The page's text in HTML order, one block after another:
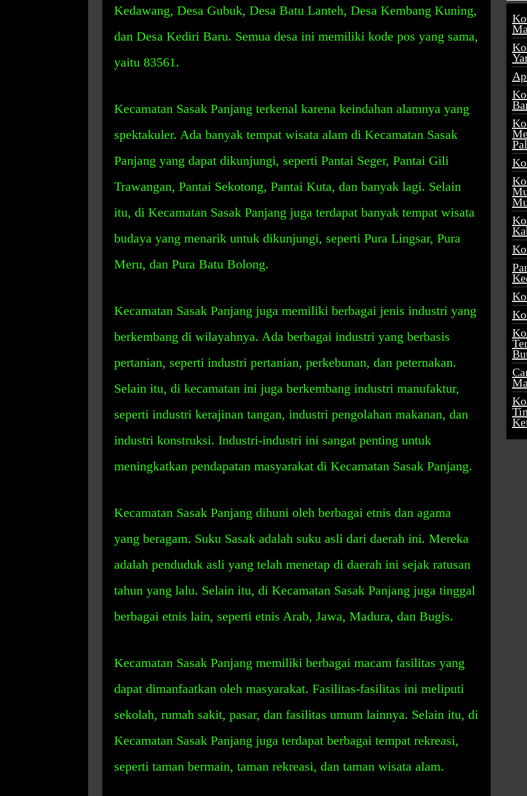
Kedawang, Desa Gubuk, Desa Batu Lanteh, Desa Kembang Kuning,
dan Desa Kediri Baru. Semua desa ini memiliki kode pos yang sama,
yaitu 83561.
Kecamatan Sasak Panjang terkenal karena keindahan alamnya yang
spektakuler. Ada banyak tempat wisata alam di Kecamatan Sasak
Panjang yang dapat dikunjungi, seperti Pantai Seger, Pantai Gili
Trawangan, Pantai Sekotong, Pantai Kuta, dan banyak lagi. Selain
itu, di Kecamatan Sasak Panjang juga terdapat banyak tempat wisata
budaya yang menarik untuk dikunjungi, seperti Pura Lingsar, Pura
Meru, dan Pura Batu Bolong.
Kecamatan Sasak Panjang juga memiliki berbagai jenis industri yang
berkembang di wilayahnya. Ada berbagai industri yang berbasis
pertanian, seperti industri pertanian, perkebunan, dan peternakan.
Selain itu, di kecamatan ini juga berkembang industri manufaktur,
seperti industri kerajinan tangan, industri pengolahan makanan, dan
industri konstruksi. Industri-industri ini sangat penting untuk
meningkatkan pendapatan masyarakat di Kecamatan Sasak Panjang.
Kecamatan Sasak Panjang dihuni oleh berbagai etnis dan agama
yang beragam. Suku Sasak adalah suku asli dari daerah ini. Mereka
adalah penduduk asli yang telah menetap di daerah ini sejak ratusan
tahun yang lalu. Selain itu, di Kecamatan Sasak Panjang juga tinggal
berbagai etnis lain, seperti etnis Arab, Jawa, Madura, dan Bugis.
Kecamatan Sasak Panjang memiliki berbagai macam fasilitas yang
dapat dimanfaatkan oleh masyarakat. Fasilitas-fasilitas ini meliputi
sekolah, rumah sakit, pasar, dan fasilitas umum lainnya. Selain itu, di
Kecamatan Sasak Panjang juga terdapat berbagai tempat rekreasi,
seperti taman bermain, taman rekreasi, dan taman wisata alam.